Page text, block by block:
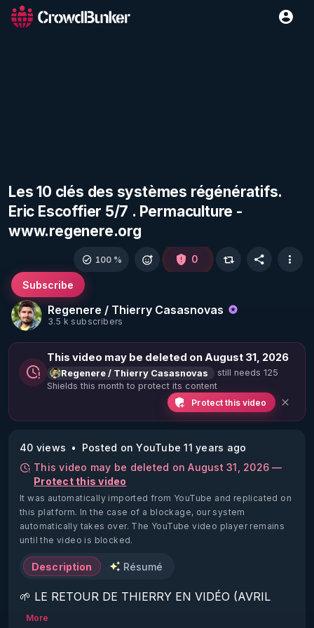
Les 10 clés des systèmes régénératifs.
Eric Escoffier 5/7 . Permaculture -
www.regenere.org
Regenere / Thierry Casasnovas
3.5 k subscribers
Subscribe
100 % 0
This video may be deleted on August 31, 2026
Regenere / Thierry Casasnovas
still needs 125
Shields this month to protect its content
Protect this video
40 views
Posted on YouTube 11 years ago
This video may be deleted on August 31, 2026 —
Protect this video
It was automatically imported from YouTube and replicated on
this platform. In the case of a blockage, our system
automatically takes over. The YouTube video player remains
until the video is blocked.
Description Résumé
🌱 LE RETOUR DE THIERRY EN VIDÉO (AVRIL
2022)!
More